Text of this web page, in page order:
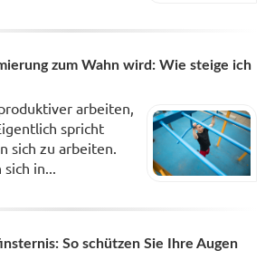
zum Wahn wird: Wie steige ich
arbeiten,
spricht
sich zu arbeiten.
in...
So schützen Sie Ihre Augen